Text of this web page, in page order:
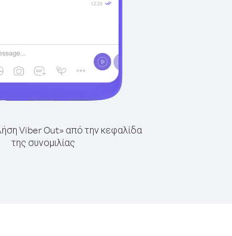
Viber Out» από την κεφαλίδα
της συνομιλίας